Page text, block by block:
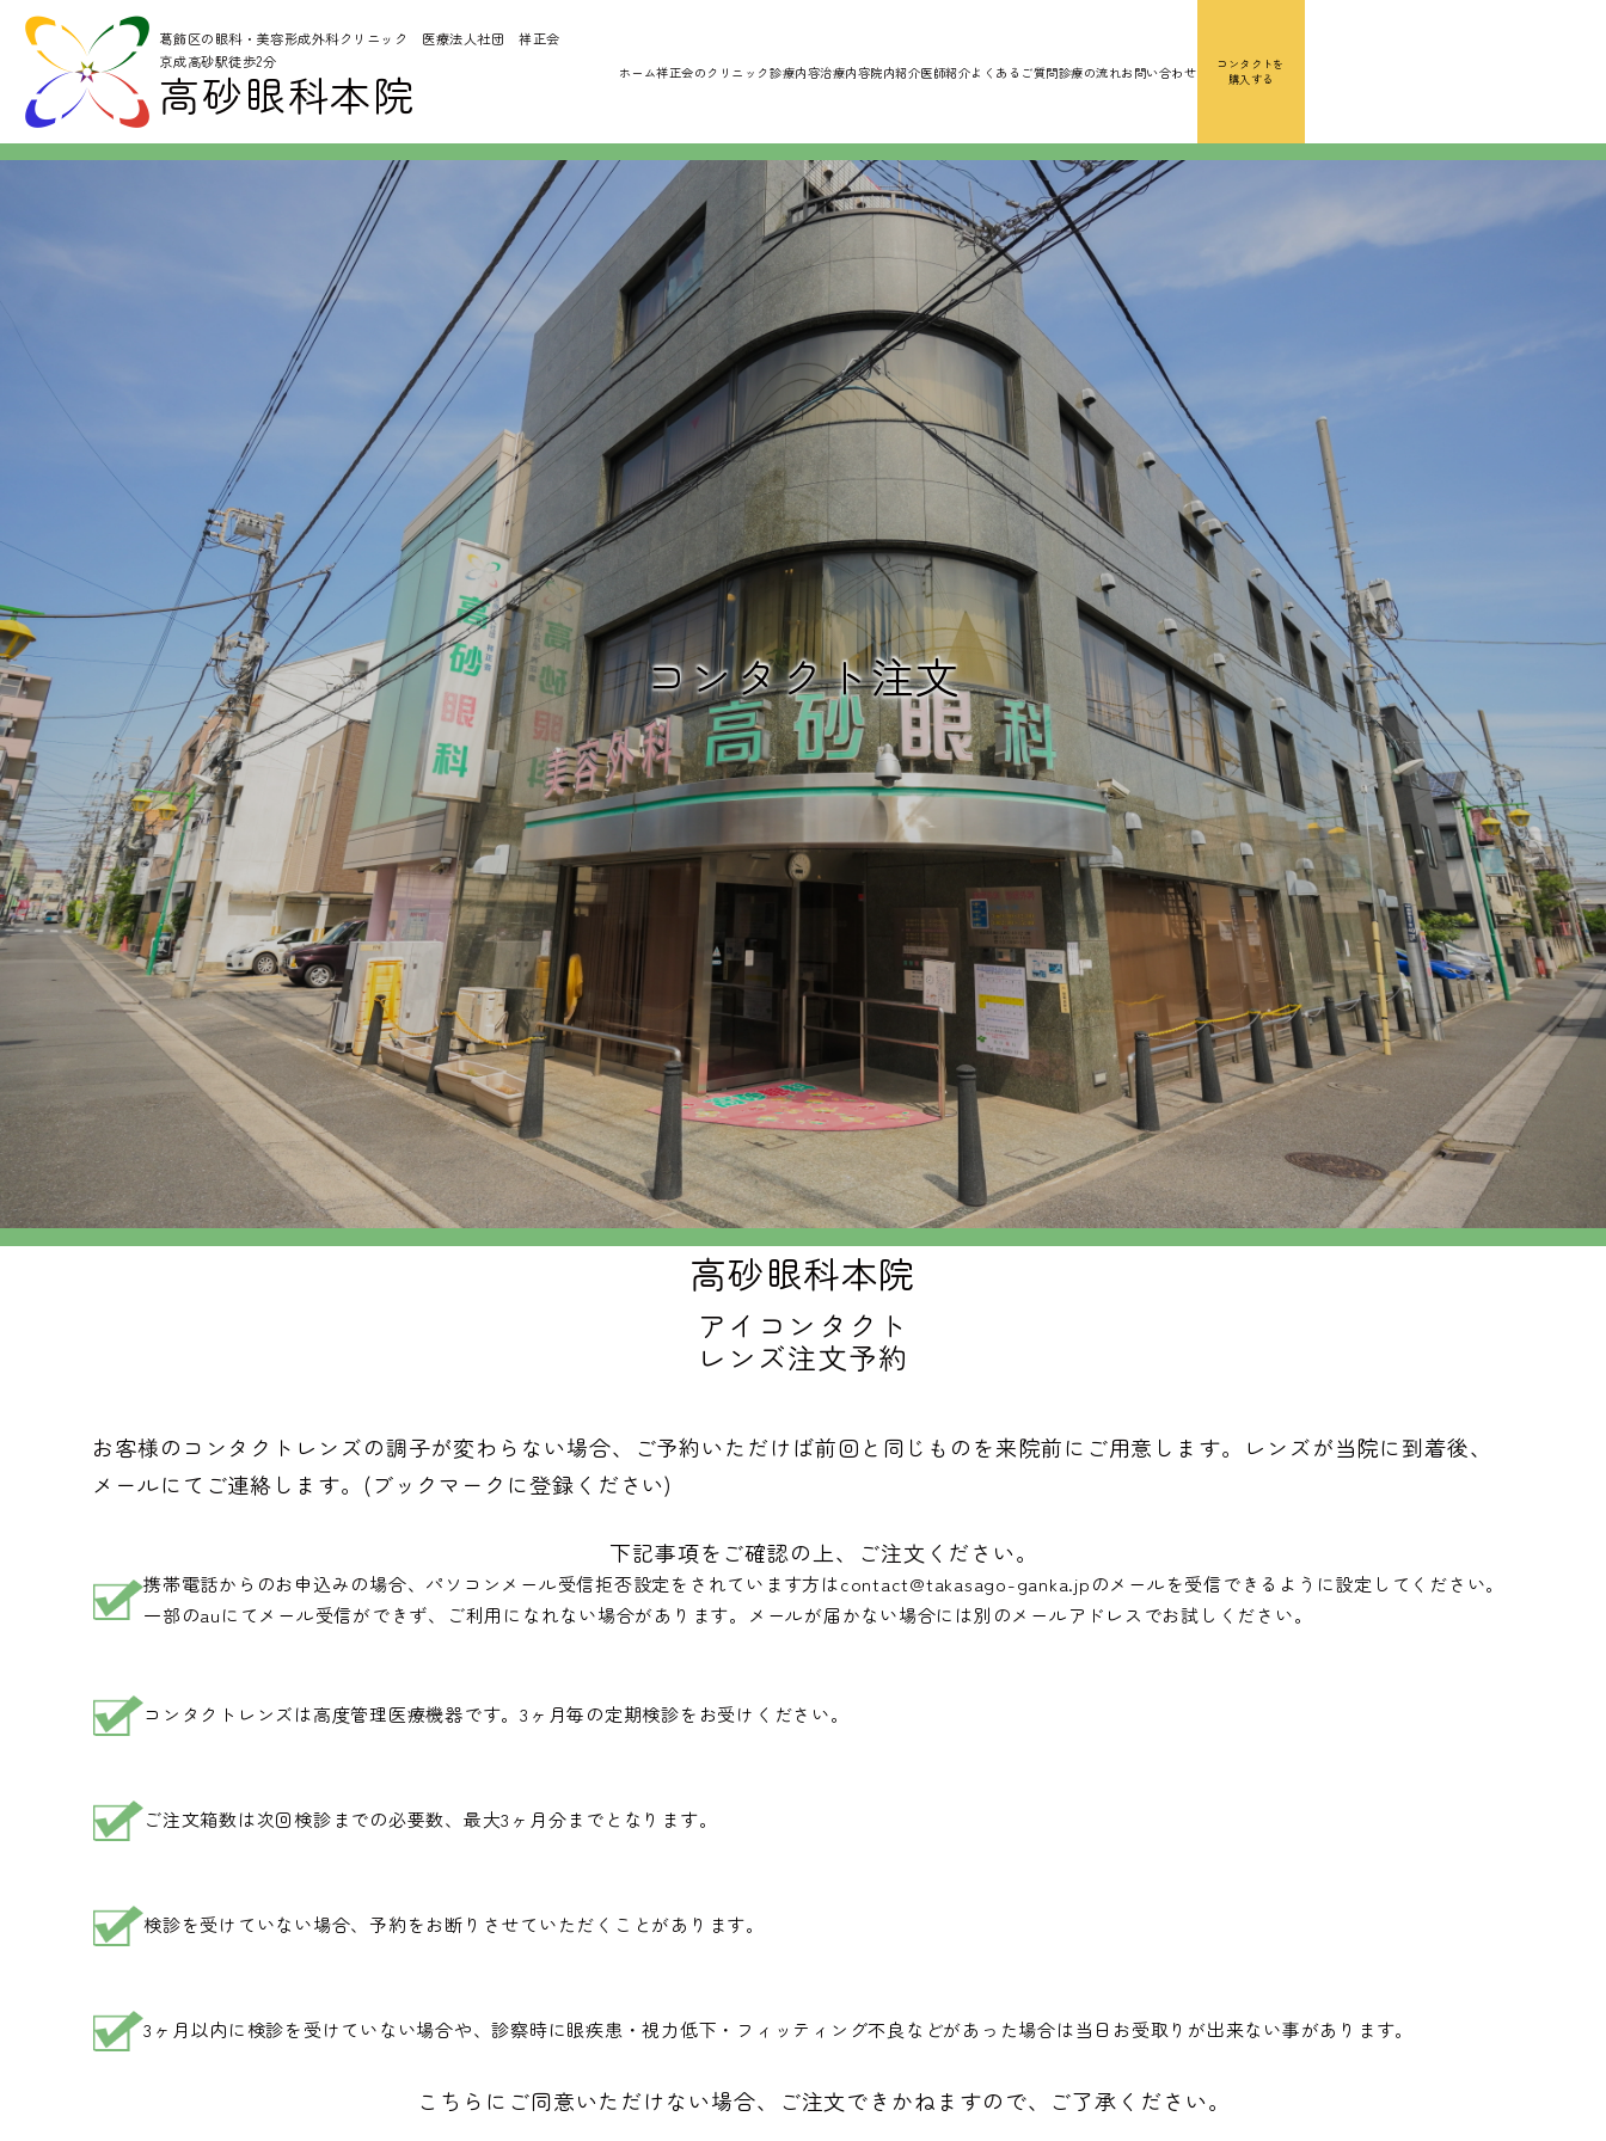
葛飾区の眼科・美容形成外科クリニック 医療法人社団 祥正会
京成高砂駅徒歩2分
高砂眼科本院 ホーム祥正会のクリニック診療内容治療内容院内紹介医師紹介よくあるご質問診療の流れお問い合わせ
コンタクトを
購入する
コンタクト注文
高砂眼科本院
アイコンタクト
レンズ注文予約
お客様のコンタクトレンズの調子が変わらない場合、ご予約いただけば前回と同じものを来院前にご用意します。レンズが当院に到着後、
メールにてご連絡します。(ブックマークに登録ください)
下記事項をご確認の上、ご注文ください。
携帯電話からのお申込みの場合、パソコンメール受信拒否設定をされています方はcontact@takasago-ganka.jpのメールを受信できるように設定してください。
一部のauにてメール受信ができず、ご利用になれない場合があります。メールが届かない場合には別のメールアドレスでお試しください。
コンタクトレンズは高度管理医療機器です。3ヶ月毎の定期検診をお受けください。
ご注文箱数は次回検診までの必要数、最大3ヶ月分までとなります。
検診を受けていない場合、予約をお断りさせていただくことがあります。
3ヶ月以内に検診を受けていない場合や、診察時に眼疾患・視力低下・フィッティング不良などがあった場合は当日お受取りが出来ない事があります。
こちらにご同意いただけない場合、ご注文できかねますので、ご了承ください。